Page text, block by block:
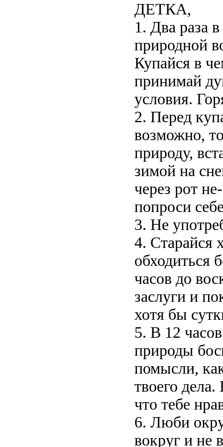
ДЕТКА,
1. Два раза
природной
Купайся в
принимай
условия.
2. Перед
возможно,
природу,
зимой на
через рот
попроси
3. Не
4. Старайся
обходиться
часов до
заслуги и
хотя бы
5. В 12
природы
помысли,
твоего
что тебе
6. Люби
вокруг и не